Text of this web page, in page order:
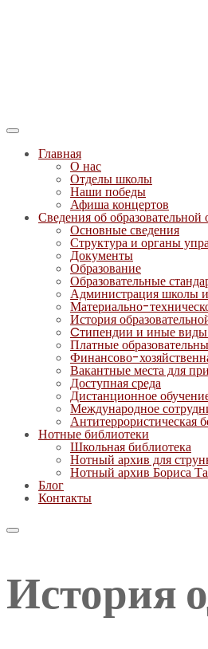
Главная
О нас
Отделы школы
Наши победы
Афиша концертов
Сведения об образовательной
Основные сведения
Структура и органы
Документы
Образование
Образовательные
Администрация школы и
Материально-
История
Cтипендии и иные
Платные
Финансово-
Вакантные места для
Доступная среда
Дистанционное
Международное
Антитеррористическая
Нотные библиотеки
Школьная библиотека
Нотный архив для
Нотный архив Бориса
Блог
Контакты
История